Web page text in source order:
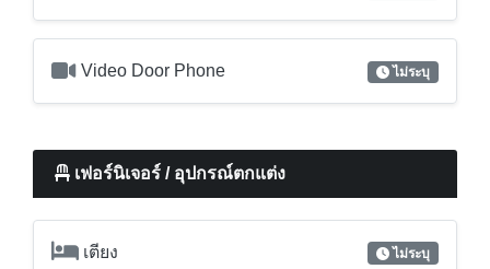
Video Door Phone ไม่ระบุ
เฟอร์นิเจอร์ / อุปกรณ์ตกแต่ง
เตียง ไม่ระบุ